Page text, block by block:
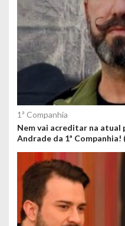
1ª Companhia
Nem vai acreditar na
Andrade da 1ª